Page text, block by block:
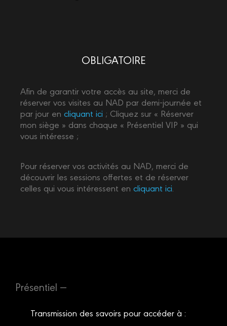
OBLIGATOIRE
Afin de garantir votre accès au site, merci de
réserver vos visites au NAD par demi-journée et
par jour en cliquant ici ; Cliquez sur « Réserver
mon siège » dans chaque « Présentiel VIP » qui
vous intéresse ;
Pour réserver vos activités au NAD, merci de
découvrir les sessions offertes et de réserver
celles qui vous intéressent en cliquant ici
Présentiel —
Transmission des savoirs pour accéder à :